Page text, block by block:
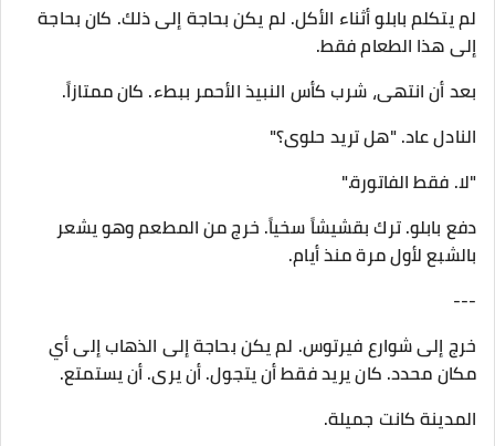
لم يتكلم بابلو أثناء الأكل. لم يكن بحاجة إلى ذلك. كان بحاجة
إلى هذا الطعام فقط.
بعد أن انتهى، شرب كأس النبيذ الأحمر ببطء. كان ممتازاً.
النادل عاد. "هل تريد حلوى؟"
"لا. فقط الفاتورة."
دفع بابلو. ترك بقشيشاً سخياً. خرج من المطعم وهو يشعر
بالشبع لأول مرة منذ أيام.
---
خرج إلى شوارع فيرتوس. لم يكن بحاجة إلى الذهاب إلى أي
مكان محدد. كان يريد فقط أن يتجول. أن يرى. أن يستمتع.
المدينة كانت جميلة.